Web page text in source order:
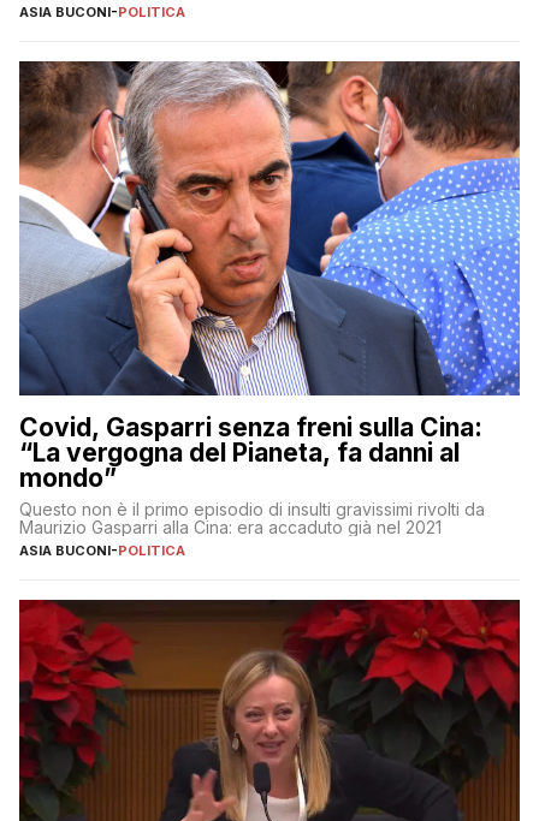
ASIA BUCONI-POLITICA
Covid, Gasparri senza freni sulla Cina:
“La vergogna del Pianeta, fa danni al
mondo”
Questo non è il primo episodio di insulti gravissimi rivolti da
Maurizio Gasparri alla Cina: era accaduto già nel 2021
ASIA BUCONI-POLITICA